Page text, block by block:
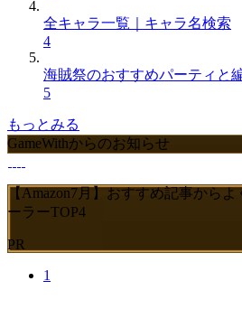
全キャラ一覧｜キャラ名検索
4
海賊祭のおすすめパーティと
5
もっとみる
GameWithからのお知らせ
【Amazon7月】おすすめ記事から
ーラーTOP4
PR
1